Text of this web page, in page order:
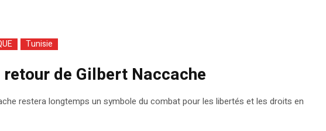
Tunisie
de Gilbert Naccache
restera longtemps un symbole du combat pour les libertés et les droits en